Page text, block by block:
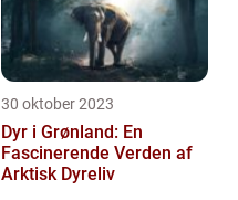
30 oktober 2023
Dyr i Grønland: En
Fascinerende Verden af
Arktisk Dyreliv